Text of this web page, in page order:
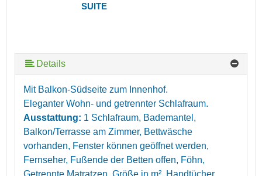
SUITE
Details
Mit Balkon-Südseite zum Innenhof.
Eleganter Wohn- und getrennter Schlafraum.
Ausstattung: 1 Schlafraum, Bademantel,
Balkon/Terrasse am Zimmer, Bettwäsche
vorhanden, Fenster können geöffnet werden,
Fernseher, Fußende der Betten offen, Föhn,